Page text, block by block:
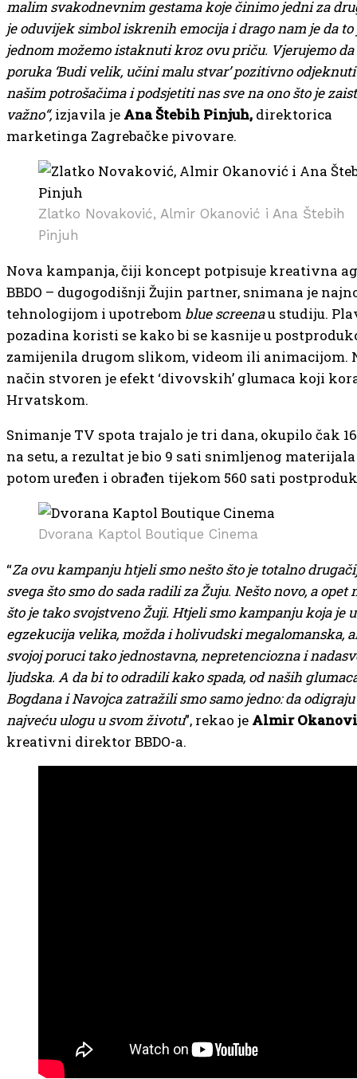
malim svakodnevnim gestama koje činimo jedni za
je oduvijek simbol iskrenih emocija i drago nam je da to
jednom možemo istaknuti kroz ovu priču. Vjerujemo da
poruka ‘Budi velik, učini malu stvar’ pozitivno
našim potrošačima i podsjetiti nas sve na ono što je
važno“, izjavila je Ana Štebih Pinjuh, direktorica
marketinga Zagrebačke pivovare.
Zlatko Novaković, Almir Okanović i Ana Štebih
Pinjuh
Nova kampanja, čiji koncept potpisuje kreativna
BBDO – dugogodišnji Žujin partner, snimana je
tehnologijom i upotrebom blue screenau studiju.
pozadina koristi se kako bi se kasnije u
zamijenila drugom slikom, videom ili animacijom.
način stvoren je efekt ‘divovskih’ glumaca koji
Hrvatskom.
Snimanje TV spota trajalo je tri dana, okupilo čak
na setu, a rezultat je bio 9 sati snimljenog
potom uređen i obrađen tijekom 560 sati
Dvorana Kaptol Boutique Cinema
“Za ovu kampanju htjeli smo nešto što je totalno
svega što smo do sada radili za Žuju. Nešto novo, a opet
što je tako svojstveno Žuji. Htjeli smo kampanju koja je
egzekucija velika, možda i holivudski megalomanska,
svojoj poruci tako jednostavna, nepretenciozna i
ljudska. A da bi to odradili kako spada, od naših
Bogdana i Navojca zatražili smo samo jedno: da odigraju
najveću ulogu u svom životu”, rekao je Almir
kreativni direktor BBDO-a.